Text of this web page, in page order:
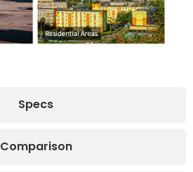
Specs
Comparison